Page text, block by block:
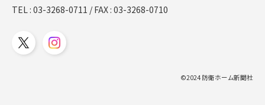
TEL :03-3268-0711 / FAX : 03-3268-0710
©2024 防衛ホーム新聞社